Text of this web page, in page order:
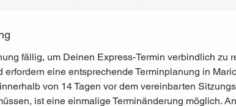
fällig, um Deinen Express-Termin verbindlich zu
eine entsprechende Terminplanung in
von 14 Tagen vor dem vereinbarten
ist eine einmalige Terminänderung möglich.